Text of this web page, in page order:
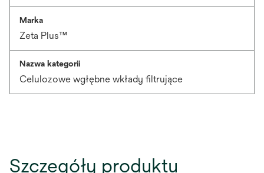
Marka
Zeta Plus™
Nazwa kategorii
Celulozowe wgłębne wkłady filtrujące
Szczegóły produktu